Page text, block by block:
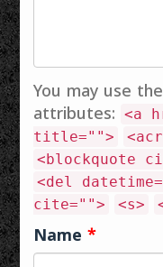
മാറുമറയ്ക്കൽ
സമരത്തെയാണ്.
1822-ൽ തുടങ്ങി
1859-ലെ രാജകീയ
വിളംബരത്തിലൂടെ
മാറു
മറയ്ക്കാനുള്ള…
You may use
attributes:
<a
title="">
<blockquote
<del
cite="">
<s>
Name*